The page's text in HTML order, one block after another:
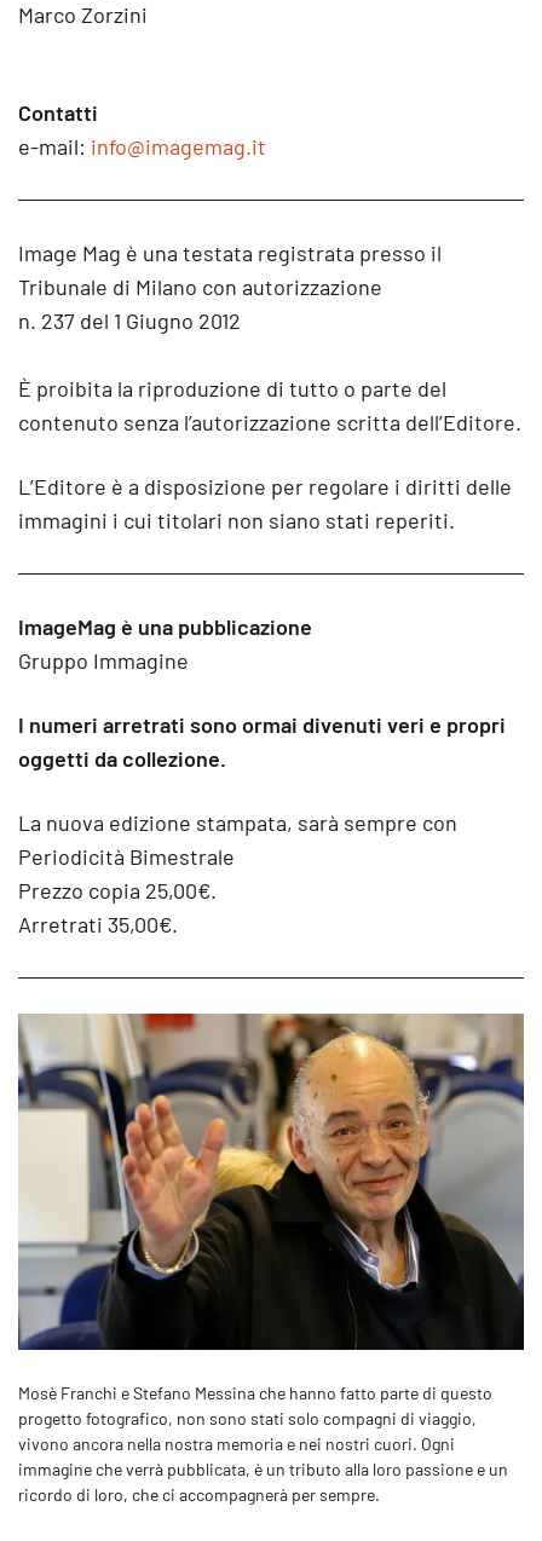
Marco Zorzini
Contatti
e-mail: info@imagemag.it
Image Mag è una testata registrata presso il
Tribunale di Milano con autorizzazione
n. 237 del 1 Giugno 2012
È proibita la riproduzione di tutto o parte del
contenuto senza l’autorizzazione scritta dell’Editore.
L’Editore è a disposizione per regolare i diritti delle
immagini i cui titolari non siano stati reperiti.
ImageMag è una pubblicazione
Gruppo Immagine
I numeri arretrati sono ormai divenuti veri e propri
oggetti da collezione.
La nuova edizione stampata, sarà sempre con
Periodicità Bimestrale
Prezzo copia 25,00€.
Arretrati 35,00€.
Mosè Franchi e Stefano Messina che hanno fatto parte di questo
progetto fotografico, non sono stati solo compagni di viaggio,
vivono ancora nella nostra memoria e nei nostri cuori. Ogni
immagine che verrà pubblicata, è un tributo alla loro passione e un
ricordo di loro, che ci accompagnerà per sempre.